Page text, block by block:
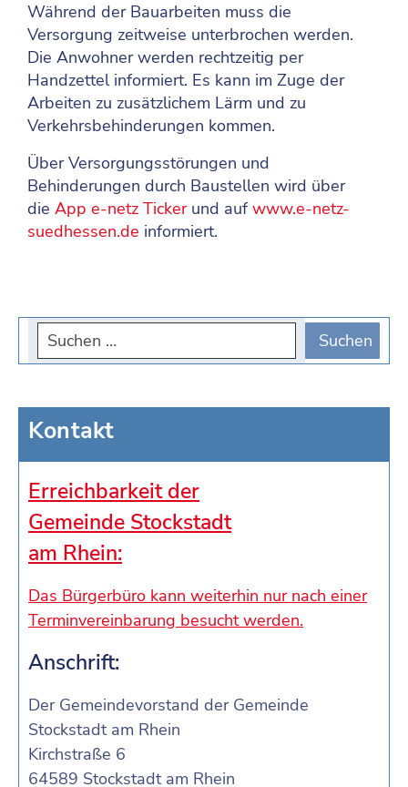
Während der Bauarbeiten muss die
Versorgung zeitweise unterbrochen werden.
Die Anwohner werden rechtzeitig per
Handzettel informiert. Es kann im Zuge der
Arbeiten zu zusätzlichem Lärm und zu
Verkehrsbehinderungen kommen.
Über Versorgungsstörungen und
Behinderungen durch Baustellen wird über
die App e-netz Tickerund aufwww.e-netz-
suedhessen.de informiert.
Kontakt
Erreichbarkeit der
Gemeinde Stockstadt
am Rhein:
Das Bürgerbüro kann weiterhin nur nach einer
Terminvereinbarung besucht werden.
Anschrift:
Der Gemeindevorstand der Gemeinde
Stockstadt am Rhein
Kirchstraße 6
64589 Stockstadt am Rhein